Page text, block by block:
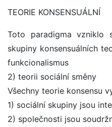
TEORIE KONSENSUÁLNÍ
Toto paradigma vzniklo
skupiny konsensuálních
funkcionalismus
2) teorii sociální směny
Všechny teorie konsensu
1) sociální skupiny jsou
2) společnosti jsou